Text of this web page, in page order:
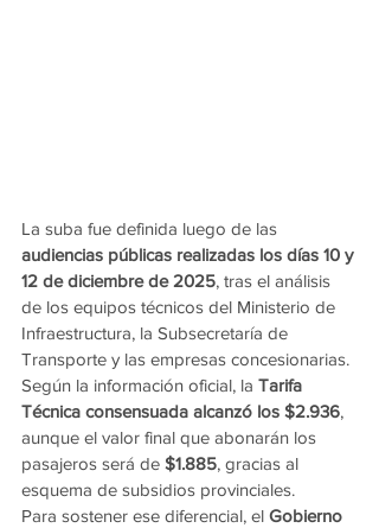
La suba fue definida luego de las
audiencias públicas realizadas los días 10 y
12 de diciembre de 2025, tras el análisis
de los equipos técnicos del Ministerio de
Infraestructura, la Subsecretaría de
Transporte y las empresas concesionarias.
Según la información oficial, la Tarifa
Técnica consensuada alcanzó los $2.936,
aunque el valor final que abonarán los
pasajeros será de $1.885, gracias al
esquema de subsidios provinciales.
Para sostener ese diferencial, el Gobierno